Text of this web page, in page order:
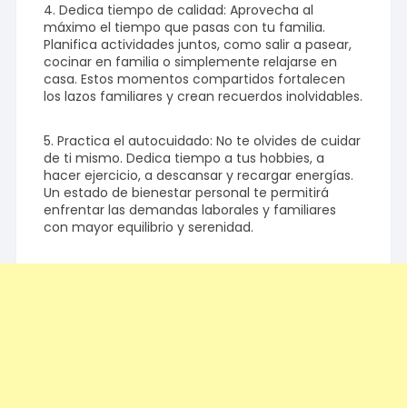
4. Dedica tiempo de calidad: Aprovecha al
máximo el tiempo que pasas con tu familia.
Planifica actividades juntos, como salir a pasear,
cocinar en familia o simplemente relajarse en
casa. Estos momentos compartidos fortalecen
los lazos familiares y crean recuerdos inolvidables.
5. Practica el autocuidado: No te olvides de cuidar
de ti mismo. Dedica tiempo a tus hobbies, a
hacer ejercicio, a descansar y recargar energías.
Un estado de bienestar personal te permitirá
enfrentar las demandas laborales y familiares
con mayor equilibrio y serenidad.